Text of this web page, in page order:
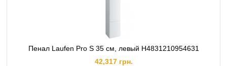
Пенал Laufen Pro S 35 см, левый H4831210954631
42,317 грн.